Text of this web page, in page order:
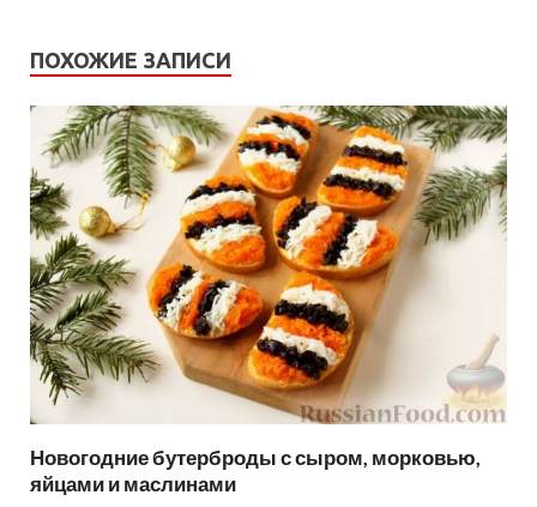
ПОХОЖИЕ ЗАПИСИ
Новогодние бутерброды с сыром, морковью,
яйцами и маслинами